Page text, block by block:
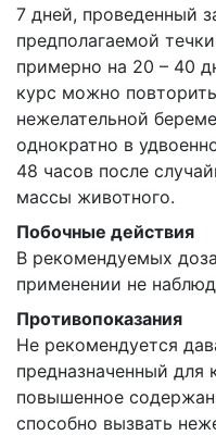
7 дней, проведенный
предполагаемой
примерно на 20 – 40
курс можно
нежелательной
однократно в
48 часов после
массы животного.
Побочные действия
В рекомендуемых
применении не
Противопоказания
Не рекомендуется
предназначенный для
повышенное
способно вызвать